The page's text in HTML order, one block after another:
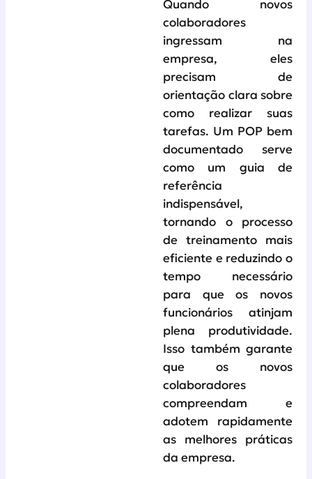
Quando novos
colaboradores
ingressam na
empresa, eles
precisam de
orientação clara sobre
como realizar suas
tarefas. Um POP bem
documentado serve
como um guia de
referência
indispensável,
tornando o processo
de treinamento mais
eficiente e reduzindo o
tempo necessário
para que os novos
funcionários atinjam
plena produtividade.
Isso também garante
que os novos
colaboradores
compreendam e
adotem rapidamente
as melhores práticas
da empresa.